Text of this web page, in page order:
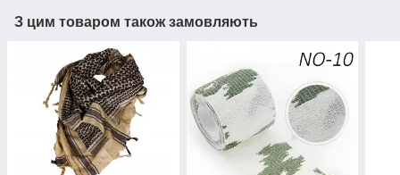
З цим товаром також замовляють